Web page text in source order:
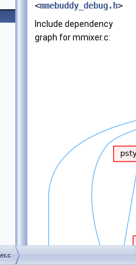
<mmebuddy_debug.h>
Include dependency
graph for mmixer.c: